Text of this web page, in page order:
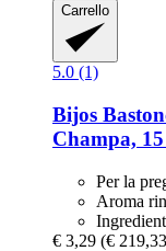
Carrello
5.0 (1)
Bijos
Champa,
Per la
Aroma
€ 3,29 (€